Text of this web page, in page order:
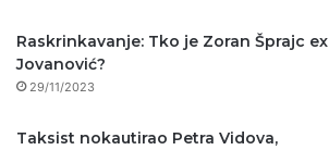
Raskrinkavanje: Tko je Zoran Šprajc ex
Jovanović?
29/11/2023
Taksist nokautirao Petra Vidova,